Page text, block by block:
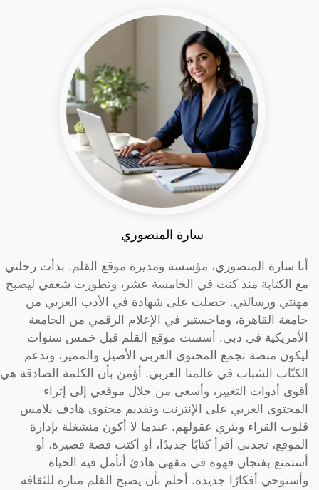
سارة المنصوري
أنا سارة المنصوري، مؤسسة ومديرة موقع القلم. بدأت رحلتي
مع الكتابة منذ كنت في الخامسة عشر، وتطورت شغفي ليصبح
مهنتي ورسالتي. حصلت على شهادة في الأدب العربي من
جامعة القاهرة، وماجستير في الإعلام الرقمي من الجامعة
الأمريكية في دبي. أسست موقع القلم قبل خمس سنوات
ليكون منصة تجمع المحتوى العربي الأصيل والمميز، وتدعم
الكتّاب الشباب في عالمنا العربي. أؤمن بأن الكلمة الصادقة هي
أقوى أدوات التغيير، وأسعى من خلال موقعي إلى إثراء
المحتوى العربي على الإنترنت وتقديم محتوى هادف يلامس
قلوب القراء ويثري عقولهم. عندما لا أكون منشغلة بإدارة
الموقع، تجدني أقرأ كتابًا جديدًا، أو أكتب قصة قصيرة، أو
أستمتع بفنجان قهوة في مقهى هادئ أتأمل فيه الحياة
وأستوحي أفكارًا جديدة. أحلم بأن يصبح القلم منارة للثقافة